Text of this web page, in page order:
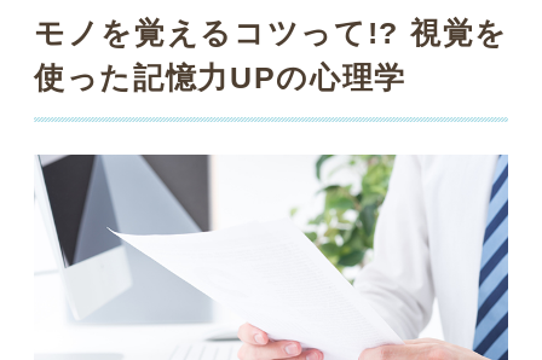
記憶力は頭の良し悪しではない!?
仕事でびっしりと文字が書かれた資料や
いて」と渡されたとき。すんなり頭にイ